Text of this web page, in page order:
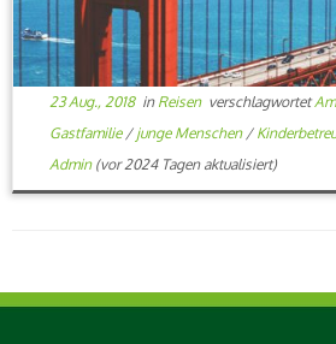
23 Aug., 2018in Reisen verschlagwortet
Gastfamilie / junge Menschen /
Admin(vor 2024 Tagen aktualisiert)